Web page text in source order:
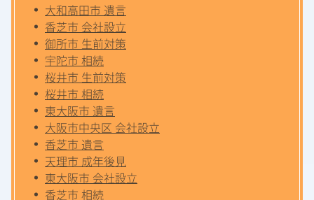
大和高田市 遺言
香芝市 会社設立
御所市 生前対策
宇陀市 相続
桜井市 生前対策
桜井市 相続
東大阪市 遺言
大阪市中央区 会社設立
香芝市 遺言
天理市 成年後見
東大阪市 会社設立
香芝市 相続